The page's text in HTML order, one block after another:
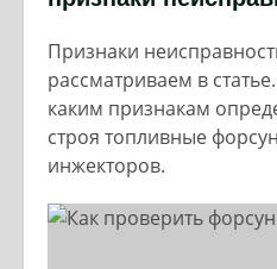
Признаки
рассматриваем в
каким признакам
строя топливные
инжекторов.